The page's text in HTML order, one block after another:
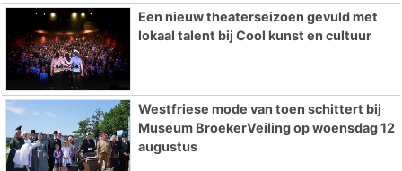
Een nieuw theaterseizoen gevuld met
lokaal talent bij Cool kunst en cultuur
Westfriese mode van toen schittert bij
Museum BroekerVeiling op woensdag 12
augustus